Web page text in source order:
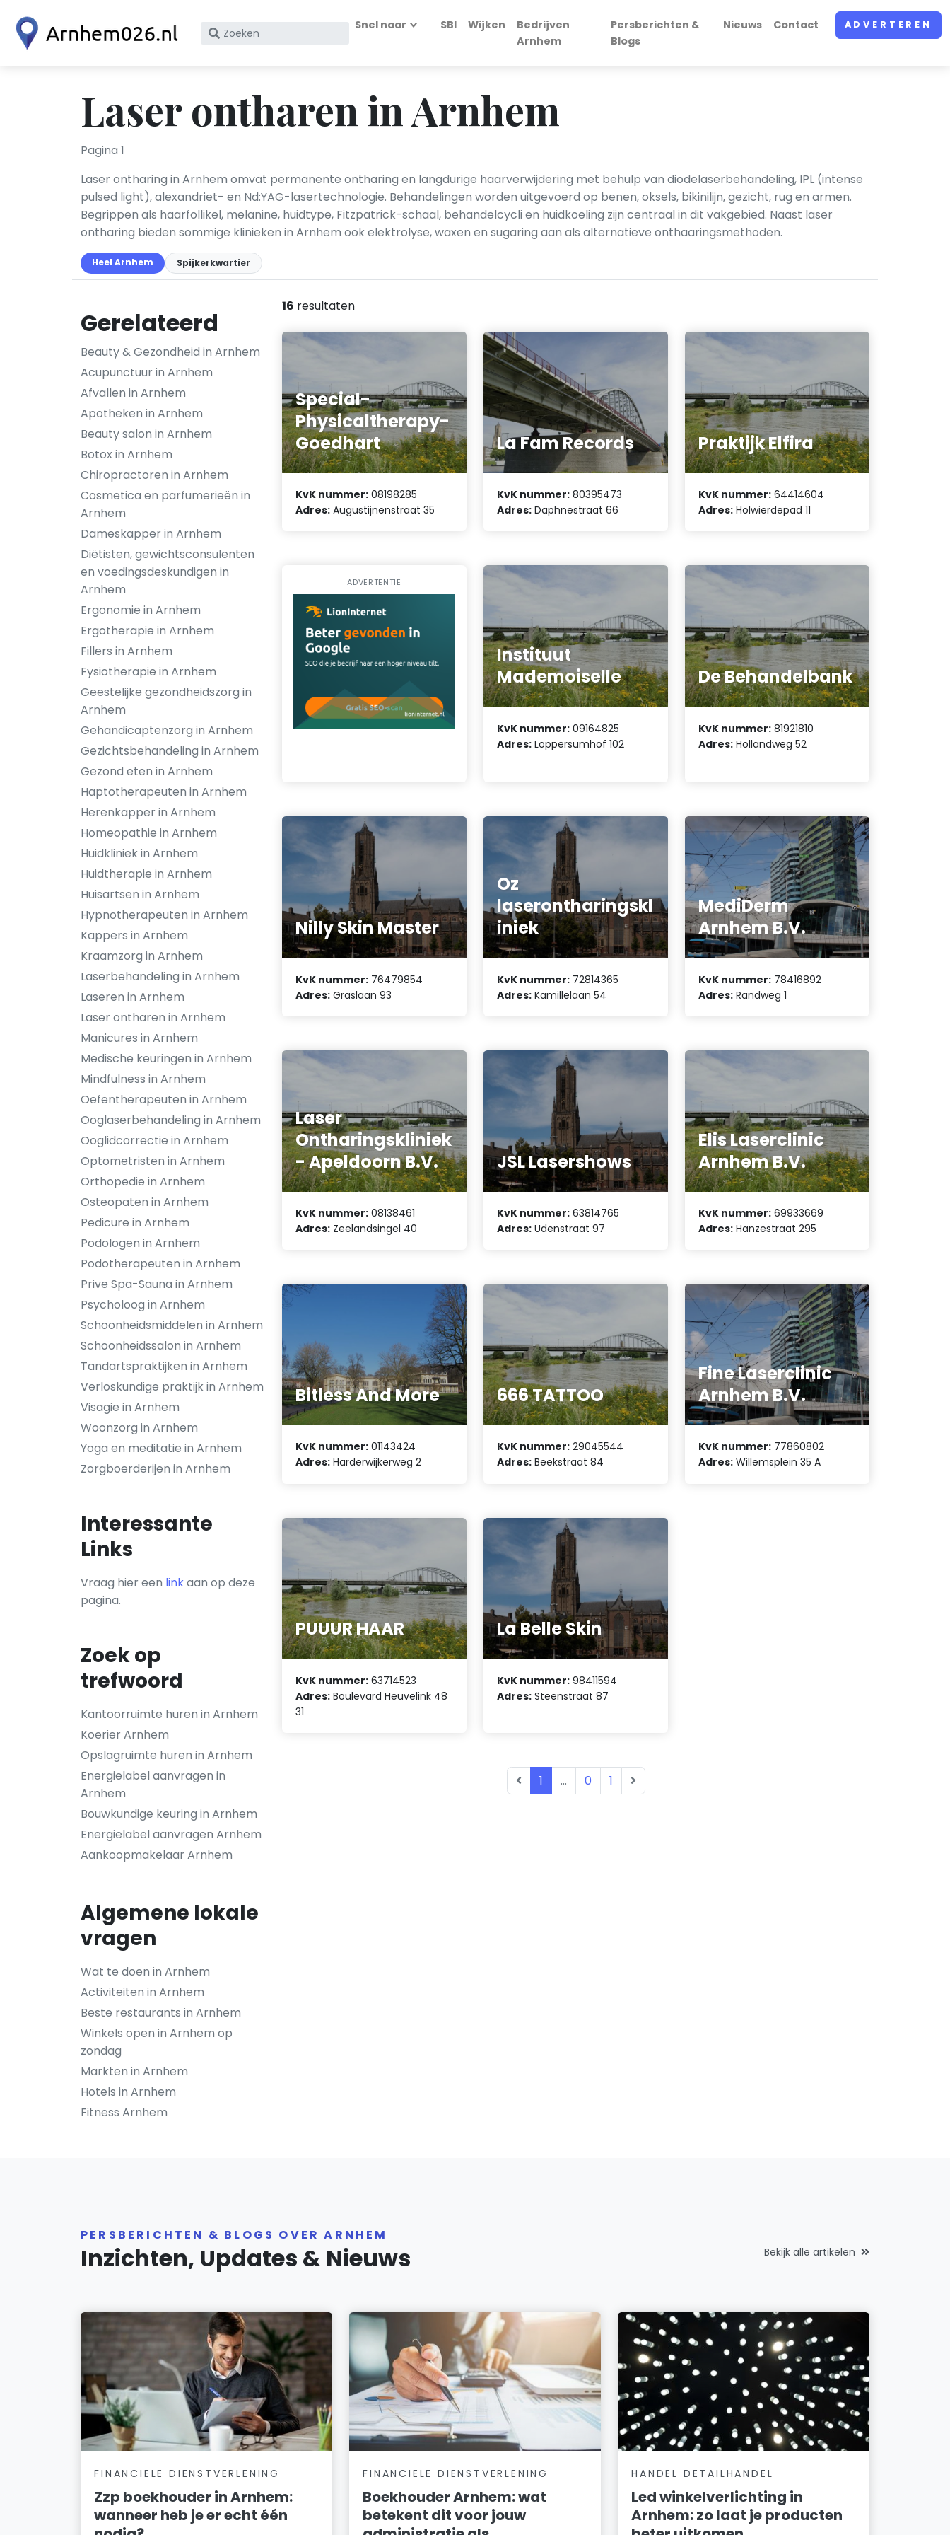
Zoek
KvK
nummer
Snel naar SBI Wijken
Bedrijven
Arnhem
Persberichten &
Blogs
Nieuws Contact ADVERTEREN
Laser ontharen in Arnhem
Pagina 1
Laser ontharing in Arnhem omvat permanente ontharing en langdurige haarverwijdering met behulp van diodelaserbehandeling, IPL (intense
pulsed light), alexandriet- en Nd:YAG-lasertechnologie. Behandelingen worden uitgevoerd op benen, oksels, bikinilijn, gezicht, rug en armen.
Begrippen als haarfollikel, melanine, huidtype, Fitzpatrick-schaal, behandelcycli en huidkoeling zijn centraal in dit vakgebied. Naast laser
ontharing bieden sommige klinieken in Arnhem ook elektrolyse, waxen en sugaring aan als alternatieve onthaaringsmethoden.
Heel Arnhem Spijkerkwartier
Gerelateerd
Beauty & Gezondheid in Arnhem
Acupunctuur in Arnhem
Afvallen in Arnhem
Apotheken in Arnhem
Beauty salon in Arnhem
Botox in Arnhem
Chiropractoren in Arnhem
Cosmetica en parfumerieën in
Arnhem
Dameskapper in Arnhem
Diëtisten, gewichtsconsulenten
en voedingsdeskundigen in
Arnhem
Ergonomie in Arnhem
Ergotherapie in Arnhem
Fillers in Arnhem
Fysiotherapie in Arnhem
Geestelijke gezondheidszorg in
Arnhem
Gehandicaptenzorg in Arnhem
Gezichtsbehandeling in Arnhem
Gezond eten in Arnhem
Haptotherapeuten in Arnhem
Herenkapper in Arnhem
Homeopathie in Arnhem
Huidkliniek in Arnhem
Huidtherapie in Arnhem
Huisartsen in Arnhem
Hypnotherapeuten in Arnhem
Kappers in Arnhem
Kraamzorg in Arnhem
Laserbehandeling in Arnhem
Laseren in Arnhem
Laser ontharen in Arnhem
Manicures in Arnhem
Medische keuringen in Arnhem
Mindfulness in Arnhem
Oefentherapeuten in Arnhem
Ooglaserbehandeling in Arnhem
Ooglidcorrectie in Arnhem
Optometristen in Arnhem
Orthopedie in Arnhem
Osteopaten in Arnhem
Pedicure in Arnhem
Podologen in Arnhem
Podotherapeuten in Arnhem
Prive Spa-Sauna in Arnhem
Psycholoog in Arnhem
Schoonheidsmiddelen in Arnhem
Schoonheidssalon in Arnhem
Tandartspraktijken in Arnhem
Verloskundige praktijk in Arnhem
Visagie in Arnhem
Woonzorg in Arnhem
Yoga en meditatie in Arnhem
Zorgboerderijen in Arnhem
Interessante
Links
Vraag hier een linkaan op deze
pagina.
Zoek op
trefwoord
Kantoorruimte huren in Arnhem
Koerier Arnhem
Opslagruimte huren in Arnhem
Energielabel aanvragen in
Arnhem
Bouwkundige keuring in Arnhem
Energielabel aanvragen Arnhem
Aankoopmakelaar Arnhem
Algemene lokale
vragen
Wat te doen in Arnhem
Activiteiten in Arnhem
Beste restaurants in Arnhem
Winkels open in Arnhem op
zondag
Markten in Arnhem
Hotels in Arnhem
Fitness Arnhem
16 resultaten
Special-
Physicaltherapy-
Goedhart
KvK nummer: 08198285
Adres: Augustijnenstraat 35
La Fam Records
KvK nummer: 80395473
Adres: Daphnestraat 66
Praktijk Elfira
KvK nummer: 64414604
Adres: Holwierdepad 11
ADVERTENTIE
Instituut
Mademoiselle
KvK nummer: 09164825
Adres: Loppersumhof 102
De Behandelbank
KvK nummer: 81921810
Adres: Hollandweg 52
Nilly Skin Master
KvK nummer: 76479854
Adres: Graslaan 93
Oz
laserontharingskl
iniek
KvK nummer: 72814365
Adres: Kamillelaan 54
MediDerm
Arnhem B.V.
KvK nummer: 78416892
Adres: Randweg 1
Laser
Ontharingskliniek
- Apeldoorn B.V.
KvK nummer: 08138461
Adres: Zeelandsingel 40
JSL Lasershows
KvK nummer: 63814765
Adres: Udenstraat 97
Elis Laserclinic
Arnhem B.V.
KvK nummer: 69933669
Adres: Hanzestraat 295
Bitless And More
KvK nummer: 01143424
Adres: Harderwijkerweg 2
666 TATTOO
KvK nummer: 29045544
Adres: Beekstraat 84
Fine Laserclinic
Arnhem B.V.
KvK nummer: 77860802
Adres: Willemsplein 35 A
PUUUR HAAR
KvK nummer: 63714523
Adres: Boulevard Heuvelink 48
31
La Belle Skin
KvK nummer: 98411594
Adres: Steenstraat 87
1 ... 0 1
PERSBERICHTEN & BLOGS OVER ARNHEM
Inzichten, Updates & Nieuws Bekijk alle artikelen
FINANCIELE DIENSTVERLENING
Zzp boekhouder in Arnhem:
wanneer heb je er echt één
FINANCIELE DIENSTVERLENING
Boekhouder Arnhem: wat
betekent dit voor jouw
HANDEL DETAILHANDEL
Led winkelverlichting in
Arnhem: zo laat je producten